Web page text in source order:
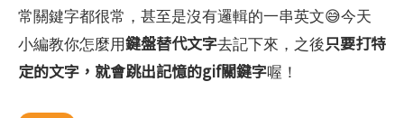
常關鍵字都很常，甚至是沒有邏輯的一串英文😅今天
小編教你怎麼用鍵盤替代文字去記下來，之後只要打特
定的文字，就會跳出記憶的gif關鍵字喔！